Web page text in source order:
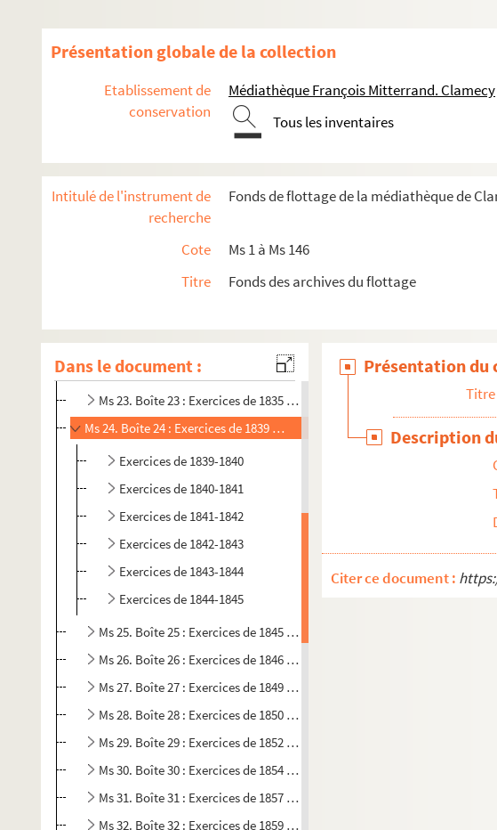
Présentation globale de la collection
Etablissement de
conservation
Médiathèque François Mitterrand. Clamecy
Tous les inventaires
Intitulé de l'instrument de
recherche
Fonds de flottage de la médiathèque de
Cote
Ms 1 à Ms 146
Titre
Fonds des archives du flottage
Dans le document :
Ms 11. Boîte 11 : Exercices de 1804 à 1808
Ms 13. Boîte 13 : Exercices de 1810 à 1813
Ms 14. Boîte 14 : Exercices de 1813 à 1815
Ms 16. Boîte 16 : Exercices de 1817 à 1819
Ms 17. Boîte 17 : Exercices de 1819 à 1822
Ms 20. Boîte 20 : Exercices de 1827 à 1829
Ms 22. Boîte 22 : Exercices de 1830 à 1833
Ms 22. Boîte 22 bis : Exercices de 1833 à 1835
Ms 23. Boîte 23 : Exercices de 1835 à 1839
Ms 24. Boîte 24 : Exercices de 1839 à 1845
Exercices de 1839-1840
Exercices de 1840-1841
Exercices de 1841-1842
Exercices de 1842-1843
Exercices de 1843-1844
Exercices de 1844-1845
Ms 25. Boîte 25 : Exercices de 1845 à 1846
Ms 26. Boîte 26 : Exercices de 1846 à 1849
Ms 27. Boîte 27 : Exercices de 1849 à 1850
Ms 28. Boîte 28 : Exercices de 1850 à 1852
Ms 29. Boîte 29 : Exercices de 1852 à 1854
Ms 30. Boîte 30 : Exercices de 1854 à 1857
Ms 31. Boîte 31 : Exercices de 1857 à 1859
Ms 32. Boîte 32 : Exercices de 1859 à 1860
Présentation du
Titre
Description
Citer ce document :